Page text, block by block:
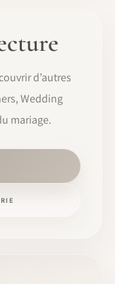
d’autres
Wedding
mariage.